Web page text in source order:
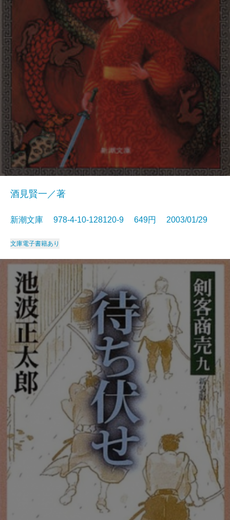
酒見賢一／著
新潮文庫 978-4-10-128120-9 649円 2003/01/29
文庫電子書籍あり